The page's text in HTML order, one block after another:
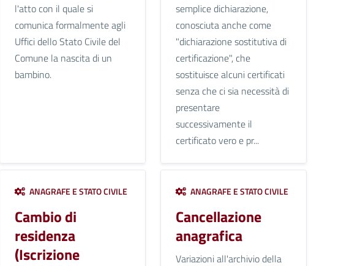
l'atto con il quale si
comunica formalmente agli
Uffici dello Stato Civile del
Comune la nascita di un
bambino.
semplice dichiarazione,
conosciuta anche come
"dichiarazione sostitutiva di
certificazione", che
sostituisce alcuni certificati
senza che ci sia necessità di
presentare
successivamente il
certificato vero e pr...
ANAGRAFE E STATO CIVILE
Cambio di
residenza
(Iscrizione
ANAGRAFE E STATO CIVILE
Cancellazione
anagrafica
Variazioni all'archivio della